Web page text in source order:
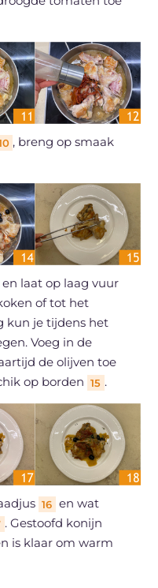
, breng op smaak
en laat op laag vuur
of tot het
kun je tijdens het
Voeg in de
de olijven toe
op borden 15 .
16 en wat
. Gestoofd konijn
is klaar om warm